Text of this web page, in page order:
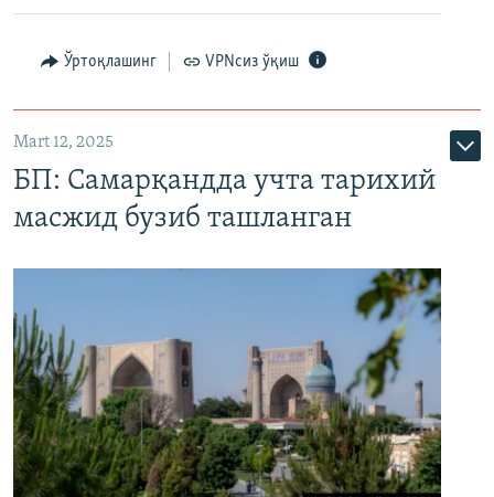
Ўртоқлашинг VPNсиз ўқиш
Mart 12, 2025
БП: Самарқандда учта тарихий
масжид бузиб ташланган